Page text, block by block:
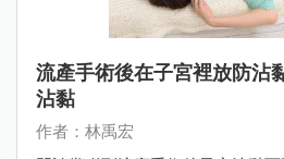
流產手術後在子宮裡放防沾
沾黏
作者：林禹宏